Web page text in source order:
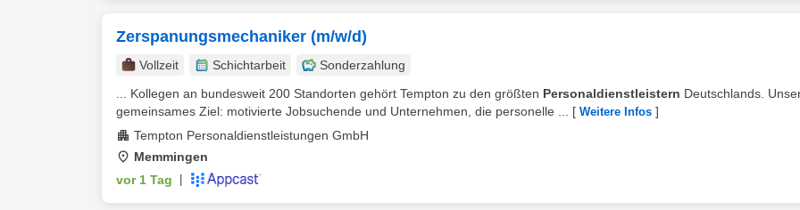
Zerspanungsmechaniker (m/w/d)
Vollzeit Schichtarbeit
Sonderzahlung
... Kollegen an bundesweit 200 Standorten gehört Tempton zu den größten Personaldienstleistern Deutschlands.
gemeinsames Ziel: motivierte Jobsuchende und Unternehmen, die personelle ...
[ Weitere Infos ]
Tempton Personaldienstleistungen GmbH
Memmingen
vor 1 Tag